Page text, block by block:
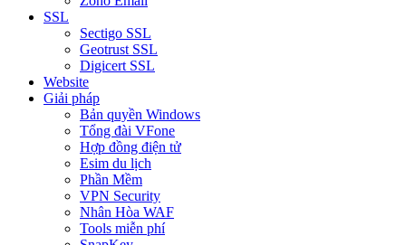
SSL
Sectigo SSL
Geotrust SSL
Digicert SSL
Website
Giải pháp
Bản quyền Windows
Tổng đài VFone
Hợp đồng điện tử
Esim du lịch
Phần Mềm
VPN Security
Nhân Hòa WAF
Tools miễn phí